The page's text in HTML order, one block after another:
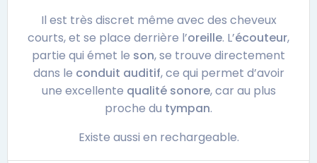
Il est très discret même avec des cheveux
courts, et se place derrière l’oreille. L’écouteur,
partie qui émet le son, se trouve directement
dans le conduit auditif, ce qui permet d’avoir
une excellente qualité sonore, car au plus
proche du tympan.
Existe aussi en rechargeable.